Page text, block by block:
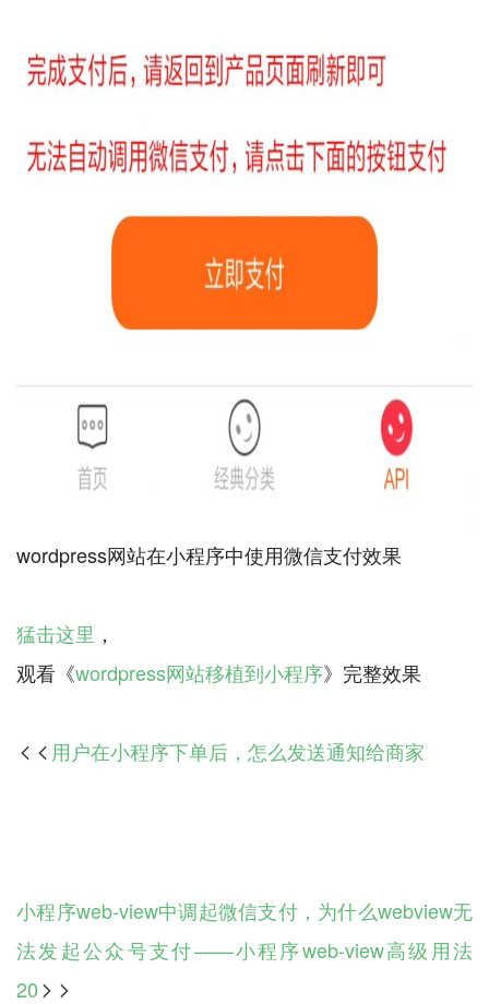
wordpress网站在小程序中使用微信支付效果
猛击这里 ，
观看《wordpress网站移植到小程序
 用户在小程序下单后，怎么发送通知给商家
小程序web-view中调起微信支付，为什么webview无
法发起公众号支付——小程序web-view高级用法
20 